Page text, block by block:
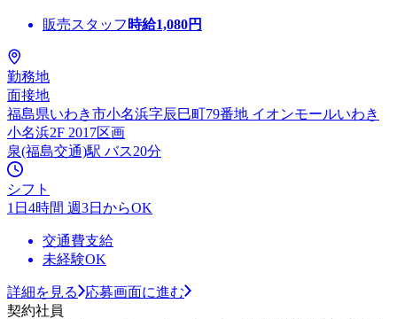
販売スタッフ 時給1,080円
勤務地
面接地
福島県いわき市小名浜字辰巳町79番地 イオンモールいわき
小名浜2F 2017区画
泉(福島交通)駅 バス20分
シフト
1日4時間 週3日からOK
交通費支給
未経験OK
詳細を見る
応募画面に進む
契約社員